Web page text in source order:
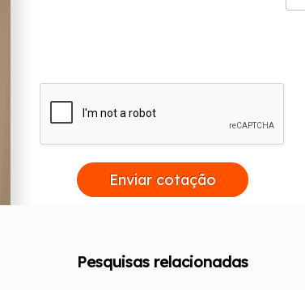
Enviar cotação
Pesquisas relacionadas